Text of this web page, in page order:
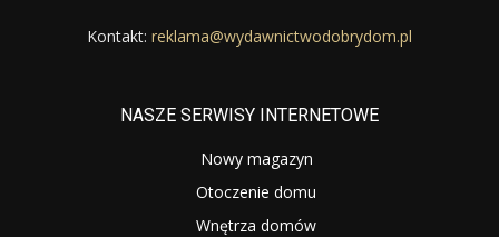
Kontakt: reklama@wydawnictwodobrydom.pl
NASZE SERWISY INTERNETOWE
Nowy magazyn
Otoczenie domu
Wnętrza domów